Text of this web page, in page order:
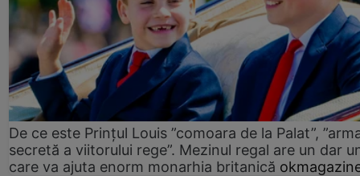
De ce este Prințul Louis ”comoara de la Palat”,
secretă a viitorului rege”. Mezinul regal are un dar
care va ajuta enorm monarhia britanică